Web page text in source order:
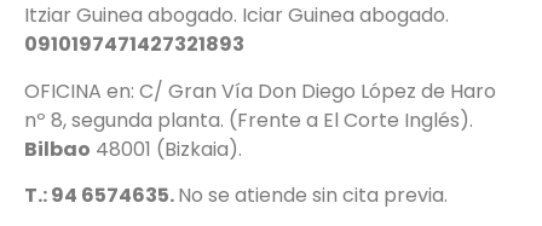
Itziar Guinea abogado. Iciar Guinea abogado.
0910197471427321893
OFICINA en: C/ Gran Vía Don Diego López de Haro
nº 8, segunda planta. (Frente a El Corte Inglés).
Bilbao 48001 (Bizkaia).
T.: 94 6574635.No se atiende sin cita previa.